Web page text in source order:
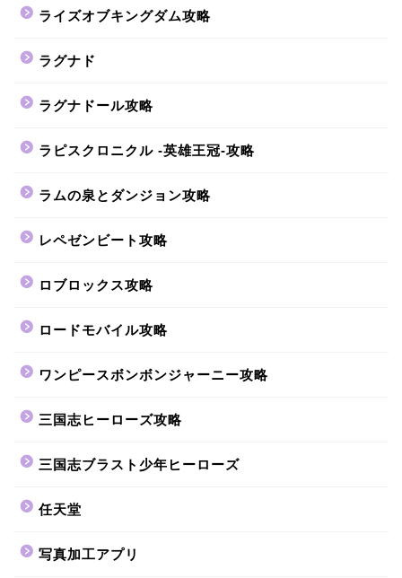
ライズオブキングダム攻略
ラグナド
ラグナドール攻略
ラピスクロニクル -英雄王冠-攻略
ラムの泉とダンジョン攻略
レペゼンビート攻略
ロブロックス攻略
ロードモバイル攻略
ワンピースボンボンジャーニー攻略
三国志ヒーローズ攻略
三国志ブラスト少年ヒーローズ
任天堂
写真加工アプリ